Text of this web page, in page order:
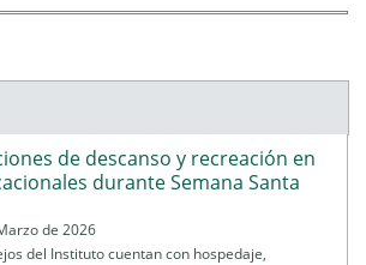
de descanso y recreación en
durante Semana Santa
de 2026
del Instituto cuentan con hospedaje,